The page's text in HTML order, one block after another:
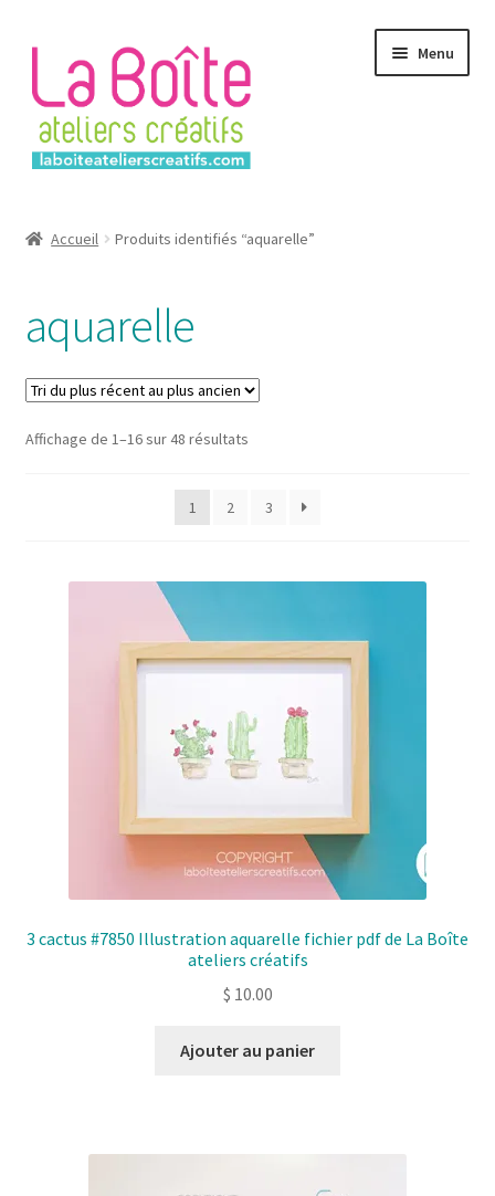
la
navigation
contenu
Menu
Login
Password Reset
Register
Solde de la carte-cadeau
Politique de confidentialité
Accueil Produits identifiés “aquarelle”
aquarelle
Affichage de 1–16 sur 48 résultatsSorted
1
2 3
3 cactus #7850 Illustration aquarelle fichier pdf de La Boîte
ateliers créatifs
$ 10.00
Ajouter au panier